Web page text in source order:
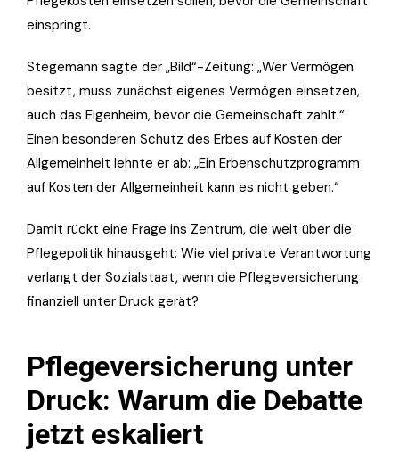
einspringt.
Stegemann sagte der „Bild“-Zeitung: „Wer Vermögen
besitzt, muss zunächst eigenes Vermögen einsetzen,
auch das Eigenheim, bevor die Gemeinschaft zahlt.“
Einen besonderen Schutz des Erbes auf Kosten der
Allgemeinheit lehnte er ab: „Ein Erbenschutzprogramm
auf Kosten der Allgemeinheit kann es nicht geben.“
Damit rückt eine Frage ins Zentrum, die weit über die
Pflegepolitik hinausgeht: Wie viel private Verantwortung
verlangt der Sozialstaat, wenn die Pflegeversicherung
finanziell unter Druck gerät?
Pflegeversicherung unter
Druck: Warum die Debatte
jetzt eskaliert